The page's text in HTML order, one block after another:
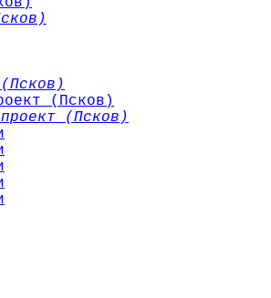
(Псков)
(Псков)